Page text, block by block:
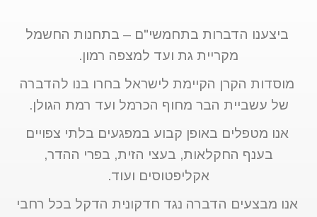
ביצענו הדברות בתחמשי"ם – בתחנות החשמל
מקריית גת ועד למצפה רמון.
מוסדות הקרן הקיימת לישראל בחרו בנו להדברה
של עשביית הבר מחוף הכרמל ועד רמת הגולן.
אנו מטפלים באופן קבוע במפגעים בלתי צפויים
בענף החקלאות, בעצי הזית, בפרי ההדר,
אקליפטוסים ועוד.
אנו מבצעים הדברה נגד חדקונית הדקל בכל רחבי